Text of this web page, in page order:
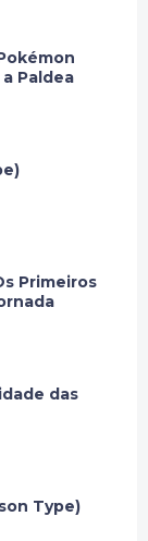
Paldea
Primeiros
das
Type)